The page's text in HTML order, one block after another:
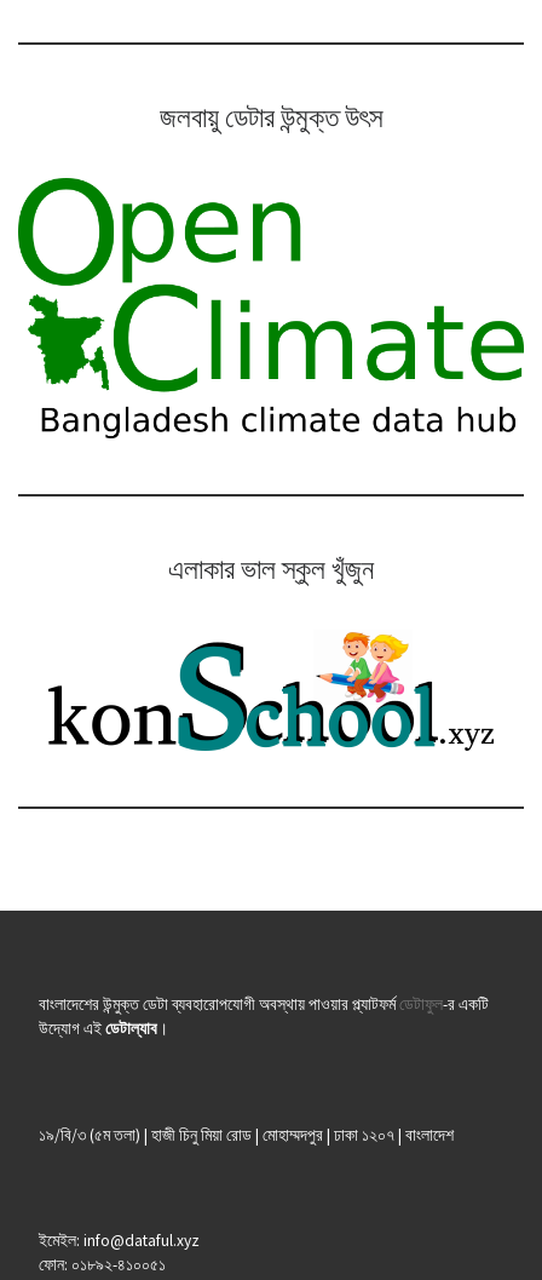
জলবায়ু ডেটার উন্মুক্ত উৎস
এলাকার ভাল স্কুল খুঁজুন
বাংলাদেশের উন্মুক্ত ডেটা ব্যবহারোপযোগী অবস্থায় পাওয়ার প্ল্যাটফর্মডেটাফুল-র একটি
উদ্যোগ এইডেটাল্যাব।
১৯/বি/৩ (৫ম তলা) | হাজী চিনু মিয়া রোড | মোহাম্মদপুর | ঢাকা ১২০৭ | বাংলাদেশ
ইমেইল: info@dataful.xyz
ফোন: ০১৮৯২-৪১০০৫১